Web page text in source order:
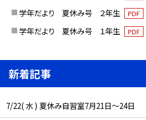
学年だより 夏休み号 ２年生
PDF
学年だより 夏休み号 １年生
PDF
新着記事
7/22( 水 ) 夏休み自習室7月21日〜24日